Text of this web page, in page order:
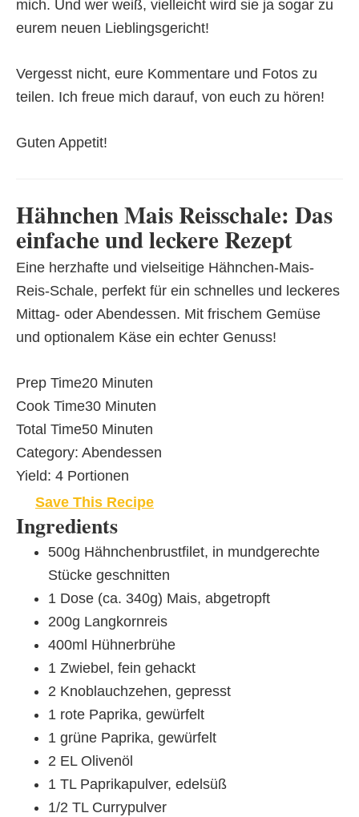
mich. Und wer weiß, vielleicht wird sie ja sogar zu
eurem neuen Lieblingsgericht!
Vergesst nicht, eure Kommentare und Fotos zu
teilen. Ich freue mich darauf, von euch zu hören!
Guten Appetit!
Hähnchen Mais Reisschale: Das
einfache und leckere Rezept
Eine herzhafte und vielseitige Hähnchen-Mais-
Reis-Schale, perfekt für ein schnelles und leckeres
Mittag- oder Abendessen. Mit frischem Gemüse
und optionalem Käse ein echter Genuss!
Prep Time20 Minuten
Cook Time30 Minuten
Total Time50 Minuten
Category: Abendessen
Yield: 4 Portionen
Save This Recipe
Ingredients
500g Hähnchenbrustfilet, in mundgerechte
Stücke geschnitten
1 Dose (ca. 340g) Mais, abgetropft
200g Langkornreis
400ml Hühnerbrühe
1 Zwiebel, fein gehackt
2 Knoblauchzehen, gepresst
1 rote Paprika, gewürfelt
1 grüne Paprika, gewürfelt
2 EL Olivenöl
1 TL Paprikapulver, edelsüß
1/2 TL Currypulver